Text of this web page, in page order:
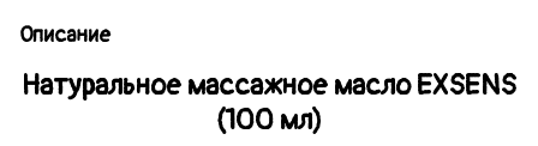
Описание
Натуральное массажное масло EXSENS
(100 мл)